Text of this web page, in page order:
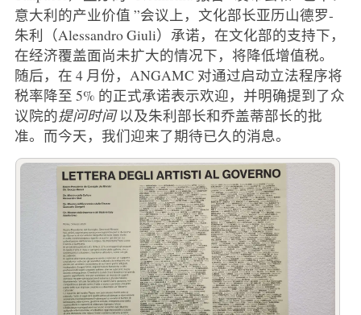
意大利的产业价值 ”会议上，文化部长亚历山德罗-
朱利（Alessandro Giuli）承诺，在文化部的支持下，
在经济覆盖面尚未扩大的情况下，将降低增值税。
随后，在 4 月份，ANGAMC 对通过启动立法程序将
税率降至 5% 的正式承诺表示欢迎，并明确提到了众
议院的提问时间以及朱利部长和乔盖蒂部长的批
准。而今天，我们迎来了期待已久的消息。